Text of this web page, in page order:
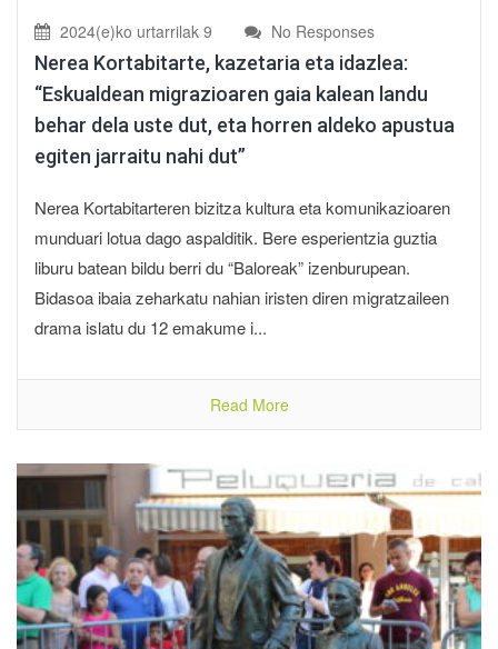
2024(e)ko urtarrilak 9 No Responses
Nerea Kortabitarte, kazetaria eta idazlea:
“Eskualdean migrazioaren gaia kalean landu
behar dela uste dut, eta horren aldeko apustua
egiten jarraitu nahi dut”
Nerea Kortabitarteren bizitza kultura eta komunikazioaren
munduari lotua dago aspalditik. Bere esperientzia guztia
liburu batean bildu berri du “Baloreak” izenburupean.
Bidasoa ibaia zeharkatu nahian iristen diren migratzaileen
drama islatu du 12 emakume i...
Read More